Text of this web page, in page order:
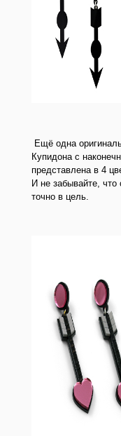
Ещё одна
Купидона с
представлена в 4
И не забывайте,
точно в цель.